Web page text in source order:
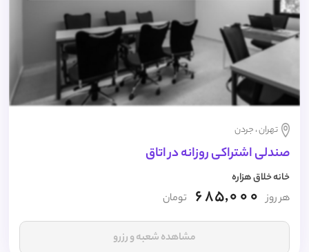
تهران ، جردن
صندلی اشتراکی روزانه در اتاق
خانه خلاق هزاره
هر روز 685,000 تومان
مشاهده شعبه و رزرو